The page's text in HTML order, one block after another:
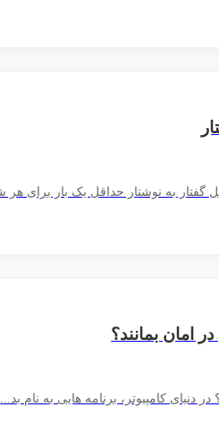
امان بمانند؟
دنیای کامپیوتر، برنامه­ هایی به نام بد...